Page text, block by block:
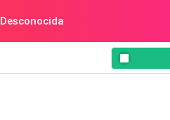
Desconocida